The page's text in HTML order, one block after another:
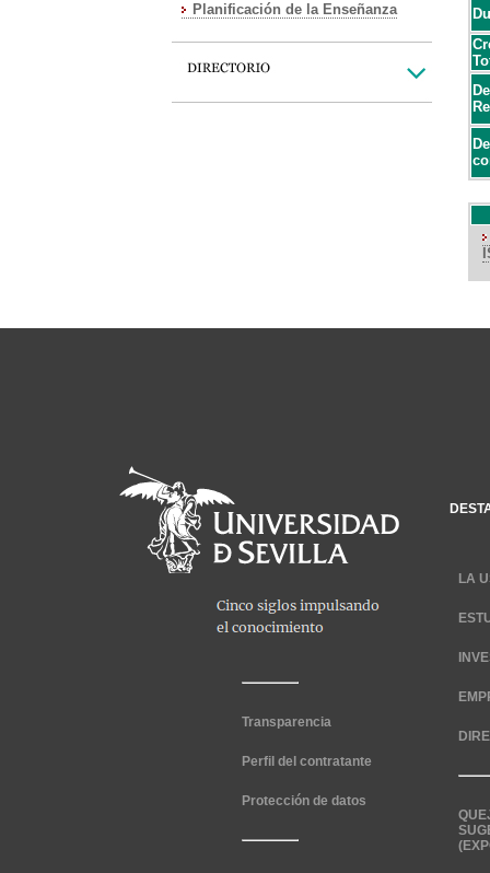
Planificación de la Enseñanza
Transparencia
Perfil del contratante
Protección de datos
LA